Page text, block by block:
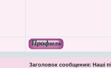
Заголовок сообщения: Наші